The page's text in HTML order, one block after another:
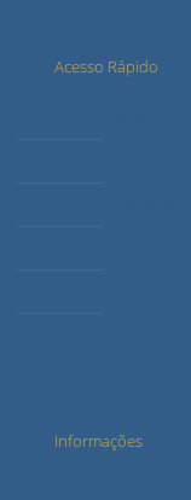
Acesso Rápido
Informações